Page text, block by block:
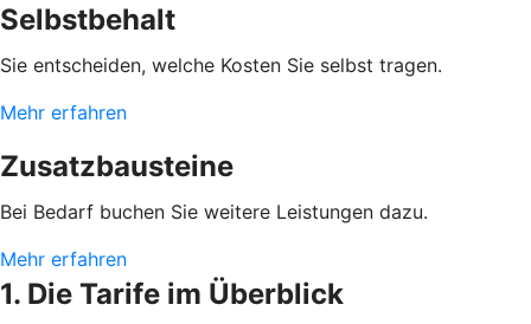
Selbstbehalt
Sie entscheiden, welche Kosten Sie selbst tragen.
Mehr erfahren
Zusatzbausteine
Bei Bedarf buchen Sie weitere Leistungen dazu.
Mehr erfahren
1. Die Tarife im Überblick